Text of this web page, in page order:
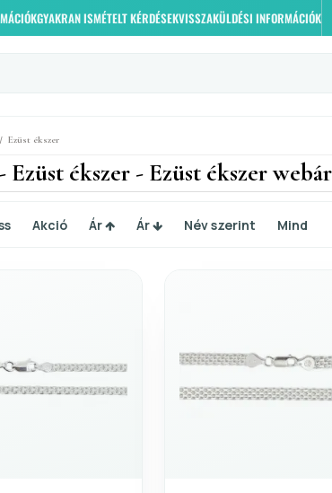
GYAKRAN ISMÉTELT KÉRDÉSEKVISSZAKÜLDÉSI INFORMÁCIÓK
/ Ezüst ékszer
Ezüst ékszer - Ezüst ékszer
Akció Ár Ár Név szerint Mind